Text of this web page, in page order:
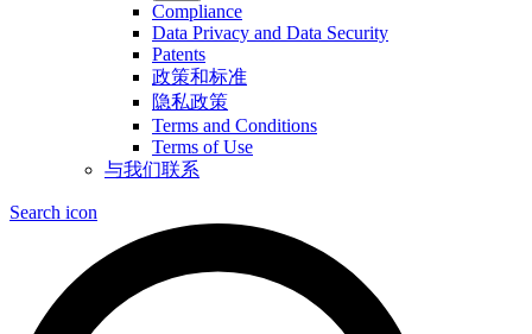
Compliance
Data Privacy and Data Security
Patents
政策和标准
隐私政策
Terms and Conditions
Terms of Use
与我们联系
Search icon